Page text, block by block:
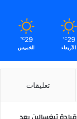
29
℃
الأربعاء
29
℃
الخميس
تعليقات